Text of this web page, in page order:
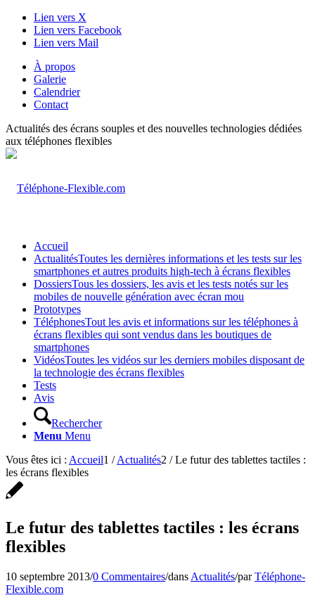
Lien vers X
Lien vers Facebook
Lien vers Mail
À propos
Galerie
Calendrier
Contact
Actualités des écrans souples et des nouvelles technologies dédiées
aux téléphones flexibles
Accueil
ActualitésToutes les dernières informations et les tests sur les
smartphones et autres produits high-tech à écrans flexibles
DossiersTous les dossiers, les avis et les tests notés sur les
mobiles de nouvelle génération avec écran mou
Prototypes
TéléphonesTout les avis et informations sur les téléphones à
écrans flexibles qui sont vendus dans les boutiques de
smartphones
VidéosToutes les vidéos sur les derniers mobiles disposant de
la technologie des écrans flexibles
Tests
Avis
Rechercher
Menu Menu
Vous êtes ici : Accueil1 / Actualités2 / Le futur des tablettes tactiles :
les écrans flexibles
Le futur des tablettes tactiles : les écrans
flexibles
10 septembre 2013/0 Commentaires/dans Actualités/parTéléphone-
Flexible.com